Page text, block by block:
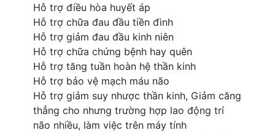
Hỗ trợ điều hòa huyết áp
Hỗ trợ chữa đau đầu tiền đình
Hỗ trợ giảm đau đầu kinh niên
Hỗ trợ chữa chứng bệnh hay quên
Hỗ trợ tăng tuần hoàn hệ thần kinh
Hỗ trợ bảo vệ mạch máu não
Hỗ trợ giảm suy nhược thần kinh, Giảm căng
thẳng cho nhưng trường hợp lao động trí
não nhiều, làm việc trên máy tính